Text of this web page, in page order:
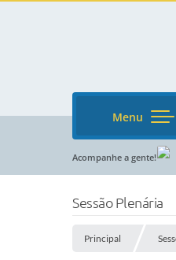
Menu
Acompanhe a gente!
Sessão Plenária
Principal